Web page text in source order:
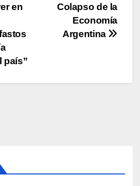
Colapso de la
Economía
Argentina
en
país”